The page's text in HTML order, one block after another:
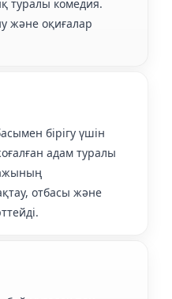
туралы комедия.
және оқиғалар
бірігу үшін
адам туралы
отбасы және